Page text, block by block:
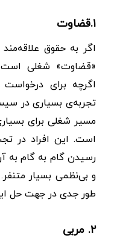
۱.قضاوت
«قضاوت» شغلی است
اگرچه برای
تجربه‌ی بسیاری در
است. این افراد در
رسیدن گام ‌به ‌گام به
و بی‌نظمی بسیار
طور جدی در جهت حل
۲. مربی